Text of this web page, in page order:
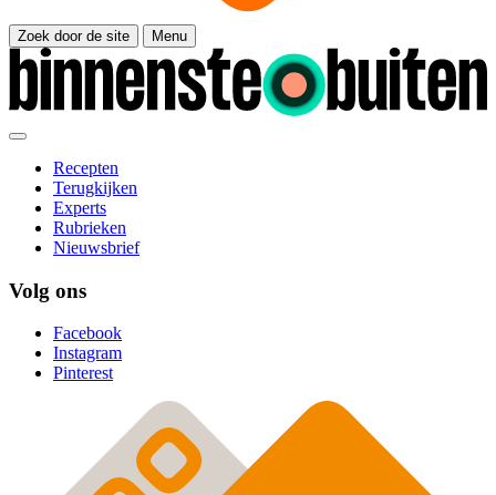
Zoek door de site Menu
Recepten
Terugkijken
Experts
Rubrieken
Nieuwsbrief
Volg ons
Facebook
Instagram
Pinterest